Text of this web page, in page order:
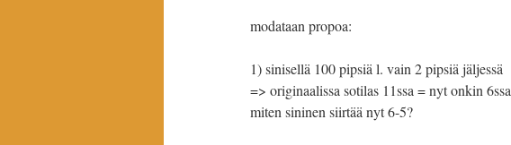
modataan propoa:
1) sinisellä 100 pipsiä l. vain 2 pipsiä jäljessä
=> originaalissa sotilas 11ssa = nyt onkin 6ssa
miten sininen siirtää nyt 6-5?